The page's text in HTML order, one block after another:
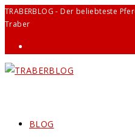
Zum
Inhalt
springen
TRABERBLOG - Der beliebteste
Traber
BLOG